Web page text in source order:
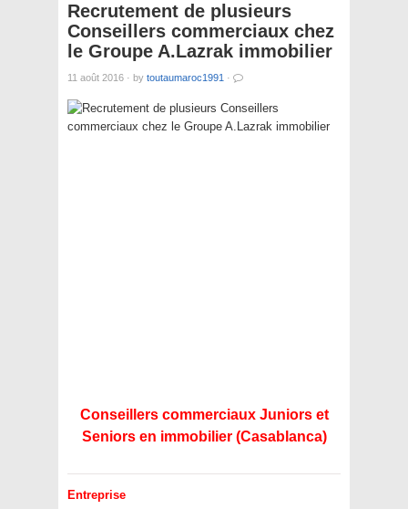
Recrutement de plusieurs
Conseillers commerciaux chez
le Groupe A.Lazrak immobilier
11 août 2016 · by toutaumaroc1991 ·
Conseillers commerciaux Juniors et
Seniors en immobilier (Casablanca)
Entreprise